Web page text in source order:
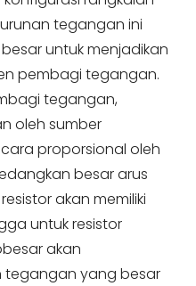
tegangan ini
untuk menjadikan
pembagi tegangan.
tegangan,
oleh sumber
proporsional oleh
besar arus
akan memiliki
untuk resistor
akan
tegangan yang besar